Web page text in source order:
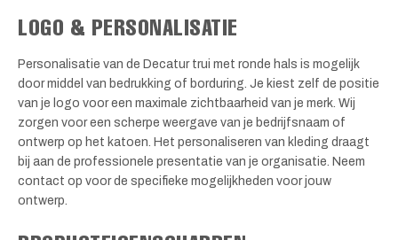
LOGO & PERSONALISATIE
Personalisatie van de Decatur trui met ronde hals is mogelijk
door middel van bedrukking of borduring. Je kiest zelf de positie
van je logo voor een maximale zichtbaarheid van je merk. Wij
zorgen voor een scherpe weergave van je bedrijfsnaam of
ontwerp op het katoen. Het personaliseren van kleding draagt
bij aan de professionele presentatie van je organisatie. Neem
contact op voor de specifieke mogelijkheden voor jouw
ontwerp.